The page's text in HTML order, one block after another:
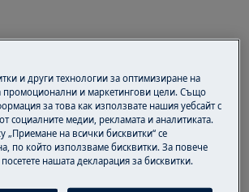
показва съобщение за
или издава 8 примигвания.
че селекторът на цикъла е бил
неправилно или пералнята
е стартирала при селектор на
и други технологии за оптимизиране на
промоционални и маркетингови цели. Също
за това как използвате нашия уебсайт с
социалните медии, рекламата и аналитиката.
„Приемане на всички бисквитки“ се
по който използваме бисквитки. За повече
нашата декларация за бисквитки.